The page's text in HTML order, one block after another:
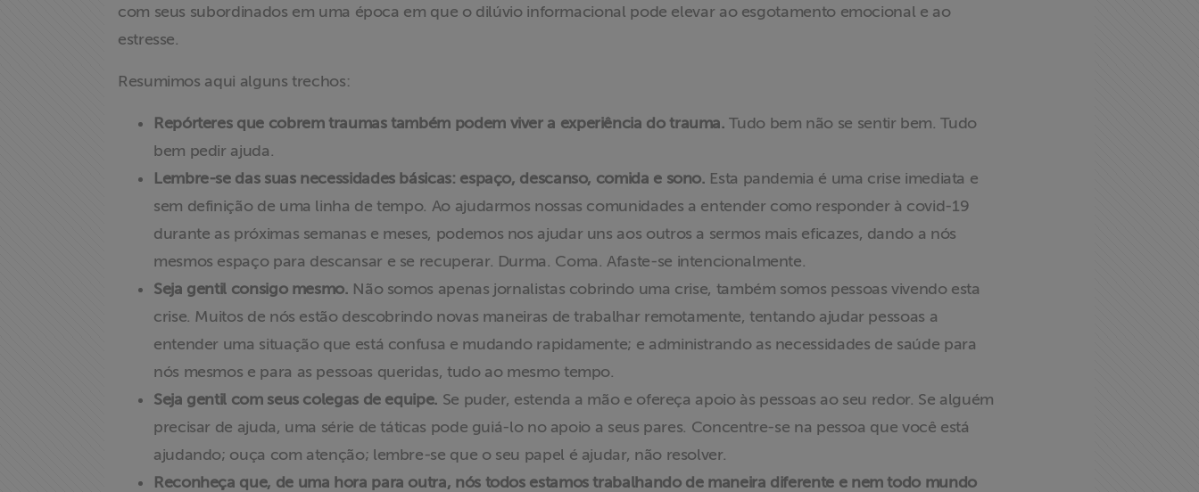
com seus subordinados em uma época em que o dilúvio informacional pode elevar ao esgotamento emocional e ao
estresse.
Resumimos aqui alguns trechos:
Repórteres que cobrem traumas também podem viver a experiência do trauma. Tudo bem não se sentir bem. Tudo
bem pedir ajuda.
Lembre-se das suas necessidades básicas: espaço, descanso, comida e sono. Esta pandemia é uma crise imediata e
sem definição de uma linha de tempo. Ao ajudarmos nossas comunidades a entender como responder à covid-19
durante as próximas semanas e meses, podemos nos ajudar uns aos outros a sermos mais eficazes, dando a nós
mesmos espaço para descansar e se recuperar. Durma. Coma. Afaste-se intencionalmente.
Seja gentil consigo mesmo. Não somos apenas jornalistas cobrindo uma crise, também somos pessoas vivendo esta
crise. Muitos de nós estão descobrindo novas maneiras de trabalhar remotamente, tentando ajudar pessoas a
entender uma situação que está confusa e mudando rapidamente; e administrando as necessidades de saúde para
nós mesmos e para as pessoas queridas, tudo ao mesmo tempo.
Seja gentil com seus colegas de equipe. Se puder, estenda a mão e ofereça apoio às pessoas ao seu redor. Se alguém
precisar de ajuda, uma série de táticas pode guiá-lo no apoio a seus pares. Concentre-se na pessoa que você está
ajudando; ouça com atenção; lembre-se que o seu papel é ajudar, não resolver.
Reconheça que, de uma hora para outra, nós todos estamos trabalhando de maneira diferente e nem todo mundo